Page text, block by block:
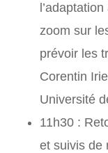
zoom sur
prévoir les
Corentin
Université
11h30 :
et suivis de